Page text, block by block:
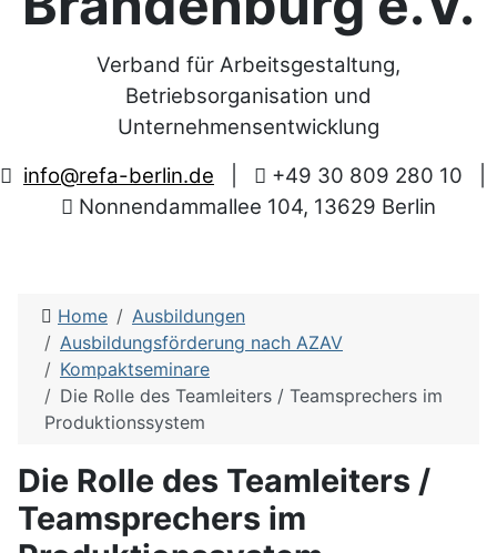
Verband für Arbeitsgestaltung,
Betriebsorganisation und
Unternehmensentwicklung
info@refa-berlin.de
+49 30 809 280 10
Nonnendammallee 104, 13629 Berlin
Home
Ausbildungen
Ausbildungsförderung nach AZAV
Kompaktseminare
Die Rolle des Teamleiters / Teamsprechers im
Produktionssystem
Die Rolle des Teamleiters /
Teamsprechers im